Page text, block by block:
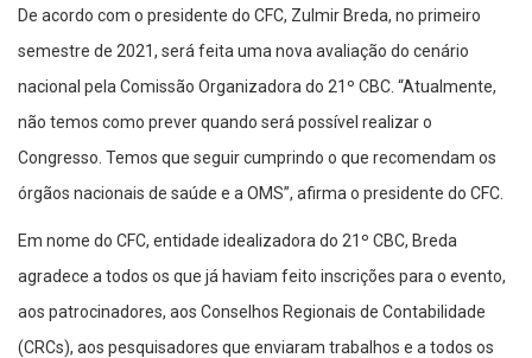
De acordo com o presidente do CFC, Zulmir Breda, no primeiro
semestre de 2021, será feita uma nova avaliação do cenário
nacional pela Comissão Organizadora do 21º CBC. “Atualmente,
não temos como prever quando será possível realizar o
Congresso. Temos que seguir cumprindo o que recomendam os
órgãos nacionais de saúde e a OMS”, afirma o presidente do CFC.
Em nome do CFC, entidade idealizadora do 21º CBC, Breda
agradece a todos os que já haviam feito inscrições para o evento,
aos patrocinadores, aos Conselhos Regionais de Contabilidade
(CRCs), aos pesquisadores que enviaram trabalhos e a todos os